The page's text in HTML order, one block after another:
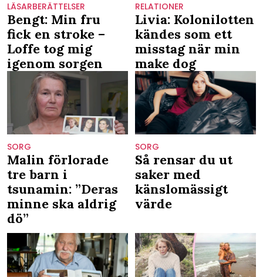
LÄSARBERÄTTELSER
Bengt: Min fru
fick en stroke –
Loffe tog mig
igenom sorgen
SORG
Malin förlorade
tre barn i
tsunamin: ”Deras
minne ska aldrig
dö”
RELATIONER
Livia: Kolonilotten
kändes som ett
misstag när min
make dog
SORG
Så rensar du ut
saker med
känslomässigt
värde